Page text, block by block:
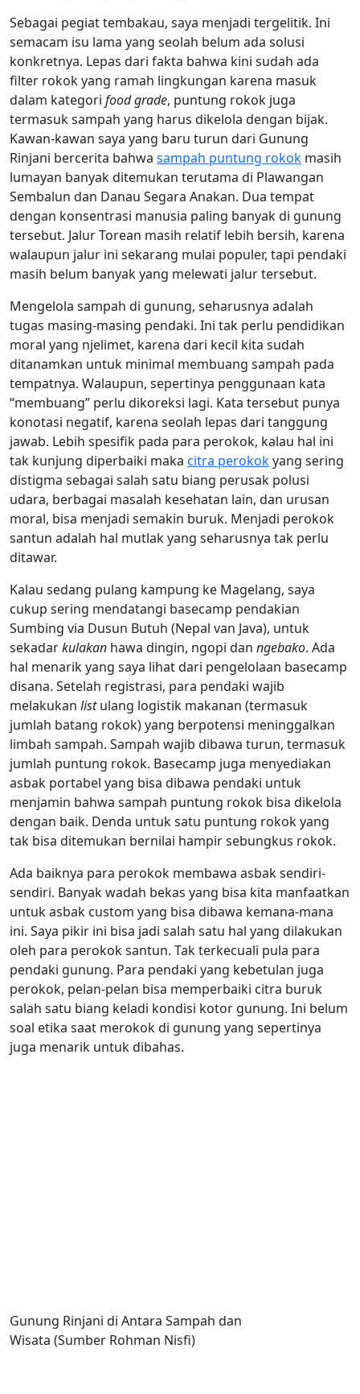
Sebagai pegiat tembakau, saya menjadi tergelitik. Ini
semacam isu lama yang seolah belum ada solusi
konkretnya. Lepas dari fakta bahwa kini sudah ada
filter rokok yang ramah lingkungan karena masuk
dalam kategori food grade, puntung rokok juga
termasuk sampah yang harus dikelola dengan bijak.
Kawan-kawan saya yang baru turun dari Gunung
Rinjani bercerita bahwa sampah puntung rokok masih
lumayan banyak ditemukan terutama di Plawangan
Sembalun dan Danau Segara Anakan. Dua tempat
dengan konsentrasi manusia paling banyak di gunung
tersebut. Jalur Torean masih relatif lebih bersih, karena
walaupun jalur ini sekarang mulai populer, tapi pendaki
masih belum banyak yang melewati jalur tersebut.
Mengelola sampah di gunung, seharusnya adalah
tugas masing-masing pendaki. Ini tak perlu pendidikan
moral yang njelimet, karena dari kecil kita sudah
ditanamkan untuk minimal membuang sampah pada
tempatnya. Walaupun, sepertinya penggunaan kata
“membuang” perlu dikoreksi lagi. Kata tersebut punya
konotasi negatif, karena seolah lepas dari tanggung
jawab. Lebih spesifik pada para perokok, kalau hal ini
tak kunjung diperbaiki maka citra perokokyang sering
distigma sebagai salah satu biang perusak polusi
udara, berbagai masalah kesehatan lain, dan urusan
moral, bisa menjadi semakin buruk. Menjadi perokok
santun adalah hal mutlak yang seharusnya tak perlu
ditawar.
Kalau sedang pulang kampung ke Magelang, saya
cukup sering mendatangi basecamp pendakian
Sumbing via Dusun Butuh (Nepal van Java), untuk
sekadarkulakan hawa dingin, ngopi dan ngebako. Ada
hal menarik yang saya lihat dari pengelolaan basecamp
disana. Setelah registrasi, para pendaki wajib
melakukan listulang logistik makanan (termasuk
jumlah batang rokok) yang berpotensi meninggalkan
limbah sampah. Sampah wajib dibawa turun, termasuk
jumlah puntung rokok. Basecamp juga menyediakan
asbak portabel yang bisa dibawa pendaki untuk
menjamin bahwa sampah puntung rokok bisa dikelola
dengan baik. Denda untuk satu puntung rokok yang
tak bisa ditemukan bernilai hampir sebungkus rokok.
Ada baiknya para perokok membawa asbak sendiri-
sendiri. Banyak wadah bekas yang bisa kita manfaatkan
untuk asbak custom yang bisa dibawa kemana-mana
ini. Saya pikir ini bisa jadi salah satu hal yang dilakukan
oleh para perokok santun. Tak terkecuali pula para
pendaki gunung. Para pendaki yang kebetulan juga
perokok, pelan-pelan bisa memperbaiki citra buruk
salah satu biang keladi kondisi kotor gunung. Ini belum
soal etika saat merokok di gunung yang sepertinya
juga menarik untuk dibahas.
Gunung Rinjani di Antara Sampah dan
Wisata (Sumber Rohman Nisfi)